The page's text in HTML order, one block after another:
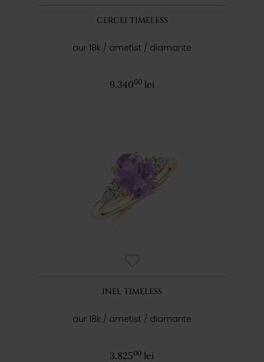
CERCEI TIMELESS
aur 18k / ametist / diamante
9.34000 lei
INEL TIMELESS
aur 18k / ametist / diamante
3.82500 lei